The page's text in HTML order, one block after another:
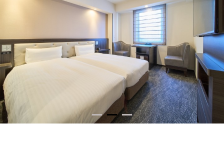
1 2 3
総合パンフレット
チェーンTOP
Search
会員マイページ
予約の確認・キャンセ